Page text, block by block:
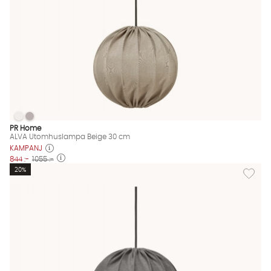
ALVA Utomhuslampa Beige 30 cm Finns även i dessa färger:
ALVA Utomhuslampa Beige 30 cm
ALVA Utomhuslampa Beige 30 cm
PR Home
ALVA Utomhuslampa Beige 30 cm
KAMPANJ
844 :- 1055 :-
Lägg
20%